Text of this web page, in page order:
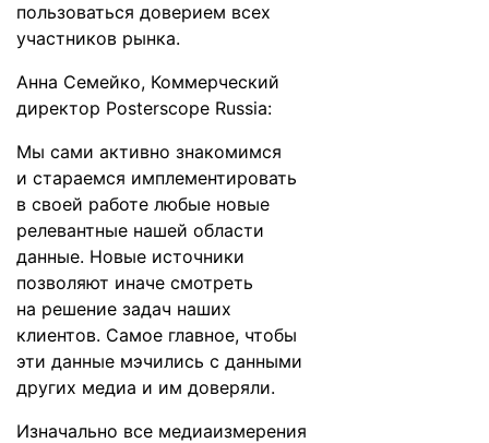
пользоваться доверием всех
участников рынка.
Анна Семейко, Коммерческий
директор Posterscope Russia:
Мы сами активно знакомимся
и стараемся имплементировать
в своей работе любые новые
релевантные нашей области
данные. Новые источники
позволяют иначе смотреть
на решение задач наших
клиентов. Самое главное, чтобы
эти данные мэчились с данными
других медиа и им доверяли.
Изначально все медиаизмерения